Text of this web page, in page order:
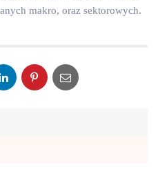
makro, oraz sektorowych.